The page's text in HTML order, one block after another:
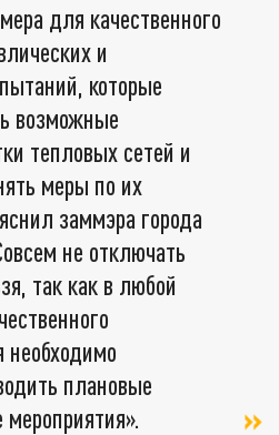
для качественного
и
которые
возможные
тепловых сетей и
меры по их
заммэра города
не отключать
так как в любой
необходимо
плановые